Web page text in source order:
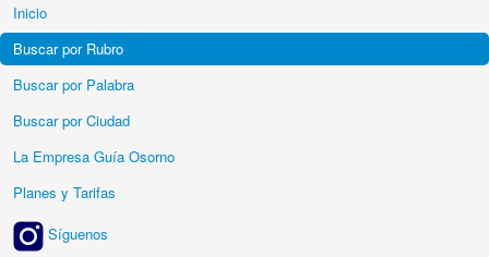
Inicio
Buscar por Rubro
Buscar por Palabra
Buscar por Ciudad
La Empresa Guía Osorno
Planes y Tarifas
Síguenos